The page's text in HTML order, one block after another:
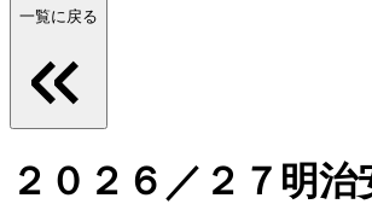
一覧に戻る
２０２６／２７明治